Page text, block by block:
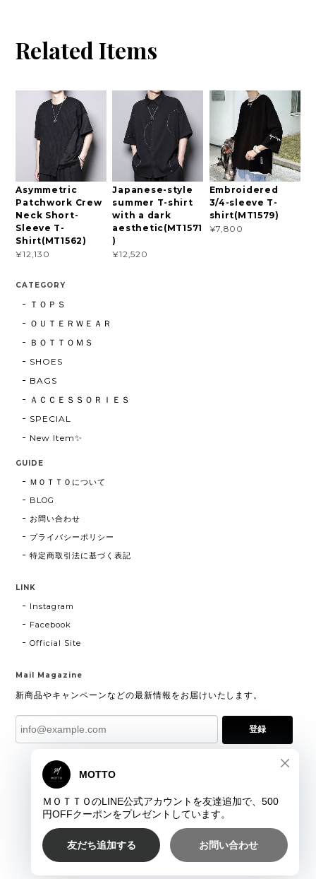
Related Items
Asymmetric
Patchwork Crew
Neck Short-
Sleeve T-
Shirt(MT1562)
¥12,130
Japanese-style
summer T-shirt
with a dark
aesthetic(MT1571
)
¥12,520
Embroidered
3/4-sleeve T-
shirt(MT1579)
¥7,800
CATEGORY
ＴＯＰＳ
ＯＵＴＥＲＷＥＡＲ
ＢＯＴＴＯＭＳ
SHOES
BAGS
ＡＣＣＥＳＳＯＲＩＥＳ
SPECIAL
New Item✨
GUIDE
ＭＯＴＴＯについて
BLOG
お問い合わせ
プライバシーポリシー
特定商取引法に基づく表記
LINK
Instagram
Facebook
Official Site
Mail Magazine
新商品やキャンペーンなどの最新情報をお届けいたします。
登録